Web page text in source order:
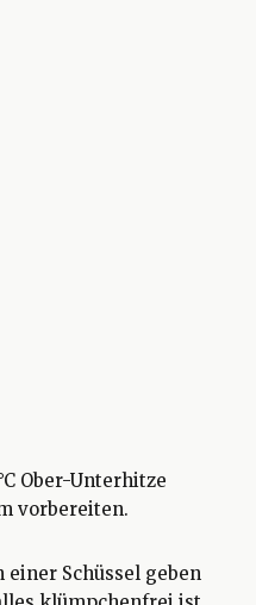
Ober-Unterhitze
vorbereiten.
Schüssel geben